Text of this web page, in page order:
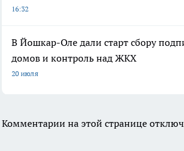
16:32
В Йошкар-Оле дали старт сбору
домов и контроль над ЖКХ
20 июля
Комментарии на этой странице